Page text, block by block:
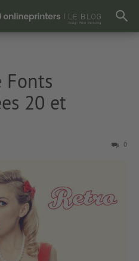
Fonts
20 et
0